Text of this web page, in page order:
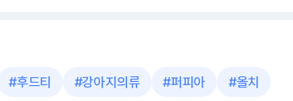
#후드티 #강아지의류 #퍼피아 #올치